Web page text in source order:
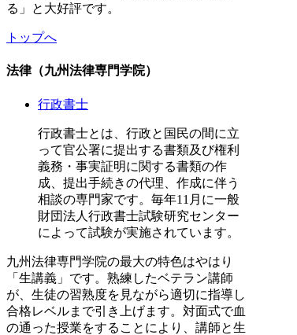
る」と大好評です。
トップへ
法律（九州法律専門学院）
行政書士
行政書士とは、行政と国民の間に立
って官公署に提出する書類及び権利
義務・事実証明に関する書類の作
成、提出手続きの代理、作成に伴う
相談の専門家です。毎年11月に一般
財団法人行政書士試験研究センター
によって試験が実施されています。
九州法律専門学院の最大の特色はやはり
「生講義」です。熟練したベテラン講師
が、生徒の習熟度を見ながら適切に指導し
合格レベルまで引き上げます。対面式で血
の通った授業をすることにより、講師と生